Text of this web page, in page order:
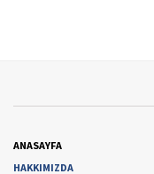
ANASAYFA
HAKKIMIZDA